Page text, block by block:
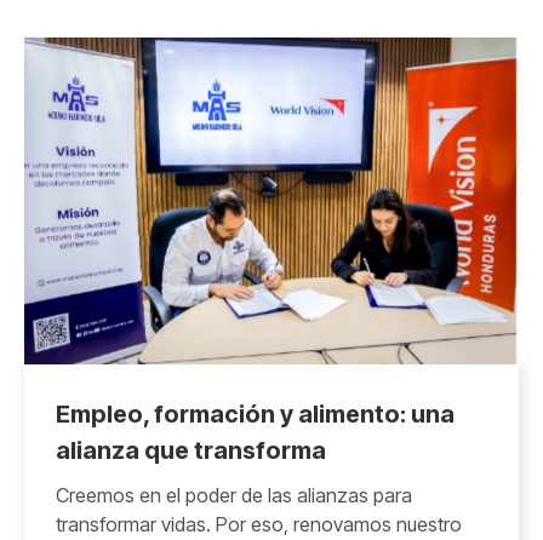
Empleo, formación y alimento: una
alianza que transforma
Creemos en el poder de las alianzas para
transformar vidas. Por eso, renovamos nuestro